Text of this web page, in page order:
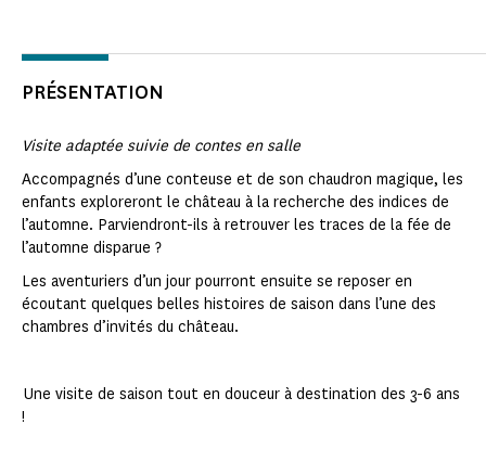
PRÉSENTATION
Visite adaptée suivie de contes en salle
Accompagnés d’une conteuse et de son chaudron magique, les
enfants exploreront le château à la recherche des indices de
l’automne. Parviendront-ils à retrouver les traces de la fée de
l’automne disparue ?
Les aventuriers d’un jour pourront ensuite se reposer en
écoutant quelques belles histoires de saison dans l’une des
chambres d’invités du château.
Une visite de saison tout en douceur à destination des 3-6 ans
!